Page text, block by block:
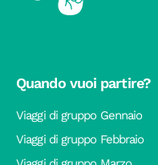
Quando vuoi partire?
Viaggi di gruppo Gennaio
Viaggi di gruppo Febbraio